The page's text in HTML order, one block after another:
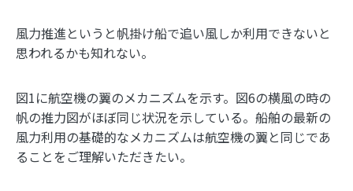
風力推進というと帆掛け船で追い風しか利用できないと
思われるかも知れない。
図1に航空機の翼のメカニズムを示す。図6の横風の時の
帆の推力図がほぼ同じ状況を示している。船舶の最新の
風力利用の基礎的なメカニズムは航空機の翼と同じであ
ることをご理解いただきたい。